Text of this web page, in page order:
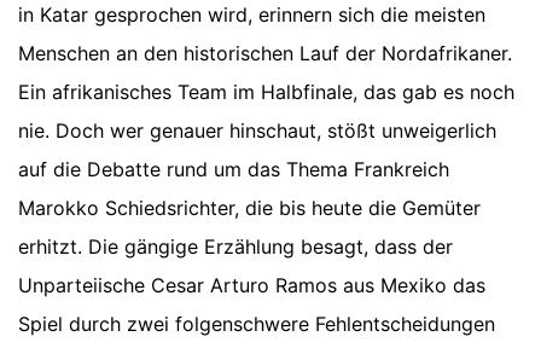
in Katar gesprochen wird, erinnern sich die meisten
Menschen an den historischen Lauf der Nordafrikaner.
Ein afrikanisches Team im Halbfinale, das gab es noch
nie. Doch wer genauer hinschaut, stößt unweigerlich
auf die Debatte rund um das Thema Frankreich
Marokko Schiedsrichter, die bis heute die Gemüter
erhitzt. Die gängige Erzählung besagt, dass der
Unparteiische Cesar Arturo Ramos aus Mexiko das
Spiel durch zwei folgenschwere Fehlentscheidungen